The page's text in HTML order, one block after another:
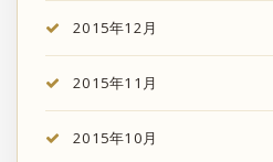
2015年12月
2015年11月
2015年10月